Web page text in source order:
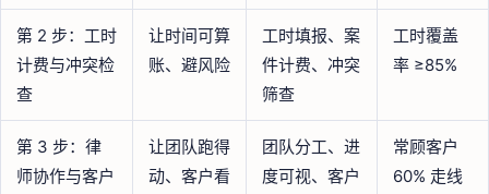
第 2 步：工时
计费与冲突检
查
让时间可算
账、避风险
工时填报、案
件计费、冲突
筛查
工时覆盖
率 ≥85%
第 3 步：律
师协作与客户
让团队跑得
动、客户看
团队分工、进
度可视、客户
常顾客户
60% 走线